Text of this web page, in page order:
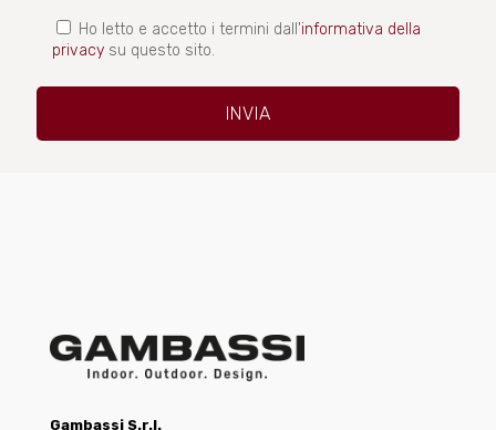
Ho letto e accetto i termini dall'informativa della
privacy su questo sito.
Gambassi S.r.l.